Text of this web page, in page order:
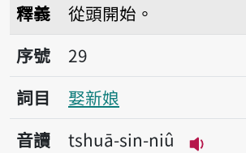
釋義
從頭開始。
序號29娶新娘
序號
29
詞目
娶新娘
音讀
tshuā-sin-niû